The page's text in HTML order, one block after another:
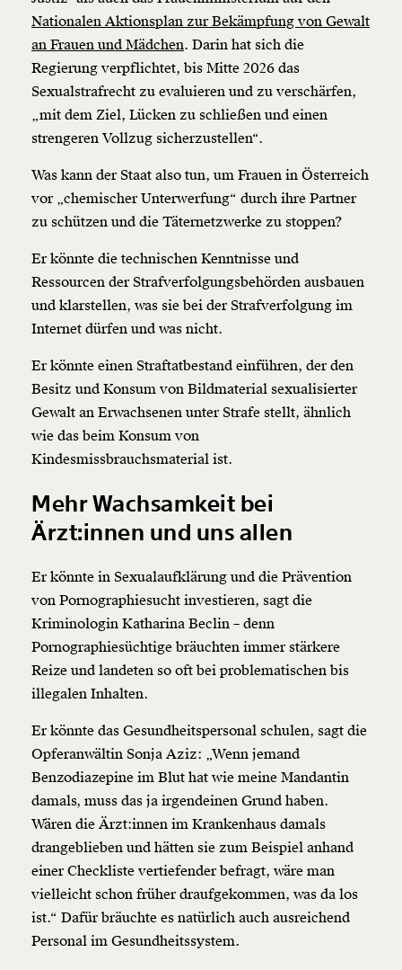
Nationalen Aktionsplan zur Bekämpfung von Gewalt
an Frauen und Mädchen. Darin hat sich die
Regierung verpflichtet, bis Mitte 2026 das
Sexualstrafrecht zu evaluieren und zu verschärfen,
„mit dem Ziel, Lücken zu schließen und einen
strengeren Vollzug sicherzustellen“.
Was kann der Staat also tun, um Frauen in Österreich
vor „chemischer Unterwerfung“ durch ihre Partner
zu schützen und die Täternetzwerke zu stoppen?
Er könnte die technischen Kenntnisse und
Ressourcen der Strafverfolgungsbehörden ausbauen
und klarstellen, was sie bei der Strafverfolgung im
Internet dürfen und was nicht.
Er könnte einen Straftatbestand einführen, der den
Besitz und Konsum von Bildmaterial sexualisierter
Gewalt an Erwachsenen unter Strafe stellt, ähnlich
wie das beim Konsum von
Kindesmissbrauchsmaterial ist.
Mehr Wachsamkeit bei
Ärzt:innen und uns allen
Er könnte in Sexualaufklärung und die Prävention
von Pornographiesucht investieren, sagt die
Kriminologin Katharina Beclin – denn
Pornographiesüchtige bräuchten immer stärkere
Reize und landeten so oft bei problematischen bis
illegalen Inhalten.
Er könnte das Gesundheitspersonal schulen, sagt die
Opferanwältin Sonja Aziz: „Wenn jemand
Benzodiazepine im Blut hat wie meine Mandantin
damals, muss das ja irgendeinen Grund haben.
Wären die Ärzt:innen im Krankenhaus damals
drangeblieben und hätten sie zum Beispiel anhand
einer Checkliste vertiefender befragt, wäre man
vielleicht schon früher draufgekommen, was da los
ist.“ Dafür bräuchte es natürlich auch ausreichend
Personal im Gesundheitssystem.